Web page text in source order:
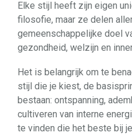
Elke stijl heeft zijn eigen
filosofie, maar ze delen
gemeenschappelijke doel
gezondheid, welzijn en
Het is belangrijk om te
stijl die je kiest, de
bestaan: ontspanning,
cultiveren van interne
te vinden die het beste bij